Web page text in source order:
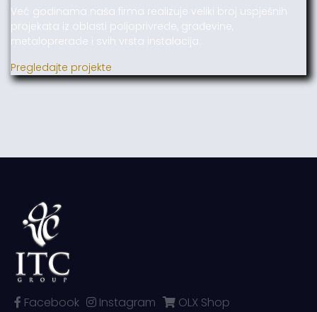
Već godinama naša firma realizuje veliki broj uspješnih
projekata iz oblasti poljoprivrede, građevine,
metaloprerade i svih vrsta instalacija.
Pregledajte projekte
Facebook Instagram
OLX Shop